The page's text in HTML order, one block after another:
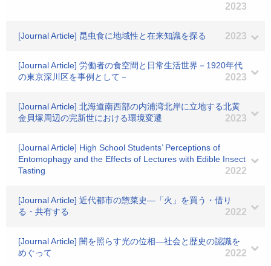
2023
[Journal Article] 昆虫食に地域性と在来知識を探る 2023
[Journal Article] 労働者の食空間と日常生活世界－1920年代
の東京深川区を事例として－
2023
[Journal Article] 北海道南西部の内浦湾北岸に立地する北黄
金貝塚周辺の完新世における環境変遷
2023
[Journal Article] High School Students’ Perceptions of
Entomophagy and the Effects of Lectures with Edible Insect
Tasting
2022
[Journal Article] 近代都市の惣菜史―「火」を買う・借り
る・共有する
2022
[Journal Article] 闇を照らす光の位相―社会と歴史の認識を
めぐって
2022